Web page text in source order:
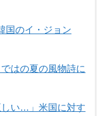
国のイ・ジョン
はの夏の風物詩に
い…」米国に対す